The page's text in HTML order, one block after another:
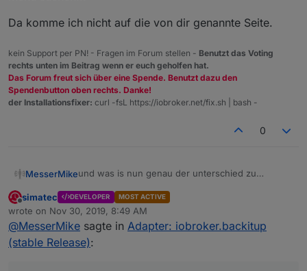
Da komme ich nicht auf die von dir genannte Seite.
kein Support per PN! - Fragen im Forum stellen - Benutzt das Voting
rechts unten im Beitrag wenn er euch geholfen hat.
Das Forum freut sich über eine Spende. Benutzt dazu den
Spendenbutton oben rechts. Danke!
der Installationsfixer: curl -fsL https://iobroker.net/fix.sh | bash -
0
MesserMikeund was is nun genau der unterschied zu
warum sind die ordner leer
so und schon gehts los.... installiert wird node 10
statt node 8, 4ter neustart trotz --purge remove
node nodejs, autoremove, neustart und
installation nach anleitung aus dem
iobroker.net/docu/index-15
...und da beginnt der frust und jetzt erzählt mir
jemand was von clean aufsetzen wenn man DA
schon probleme hat TROTZ der anleitung und
Offline
simatec DEVELOPER MOST ACTIVE
wrote on Nov 30, 2019, 8:49 AM
last edited by
@MesserMike sagte in Adapter: iobroker.backitup
(stable Release):